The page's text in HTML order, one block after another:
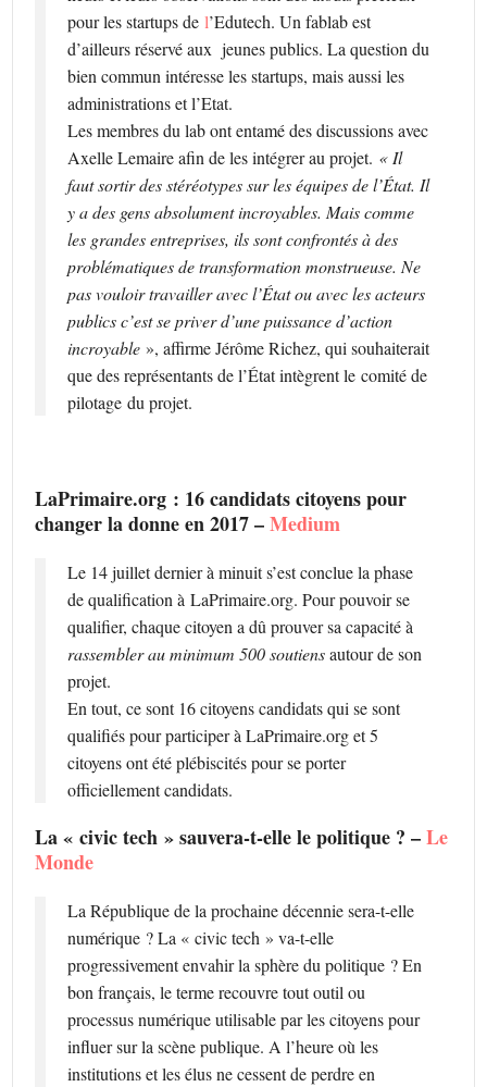
pour les startups del’Edutech. Un fablab est
d’ailleurs réservé aux jeunes publics. La question du
bien commun intéresse les startups, mais aussi les
administrations et l’Etat.
Les membres du lab ont entamé des discussions avec
Axelle Lemaire afin de les intégrer au projet. « Il
faut sortir des stéréotypes sur les équipes de l’État. Il
y a des gens absolument incroyables. Mais comme
les grandes entreprises, ils sont confrontés à des
problématiques de transformation monstrueuse. Ne
pas vouloir travailler avec l’État ou avec les acteurs
publics c’est se priver d’une puissance d’action
incroyable », affirme Jérôme Richez, qui souhaiterait
que des représentants de l’État intègrent le comité de
pilotage du projet.
LaPrimaire.org : 16 candidats citoyens pour
changer la donne en 2017 –Medium
Le 14 juillet dernier à minuit s’est conclue la phase
de qualification à LaPrimaire.org. Pour pouvoir se
qualifier, chaque citoyen a dû prouver sa capacité à
rassembler au minimum 500 soutiensautour de son
projet.
En tout, ce sont 16 citoyens candidats qui se sont
qualifiés pour participer à LaPrimaire.org et 5
citoyens ont été plébiscités pour se porter
officiellement candidats.
La « civic tech » sauvera-t-elle le politique ? –Le
Monde
La République de la prochaine décennie sera-t-elle
numérique ? La « civic tech » va-t-elle
progressivement envahir la sphère du politique ? En
bon français, le terme recouvre tout outil ou
processus numérique utilisable par les citoyens pour
influer sur la scène publique. A l’heure où les
institutions et les élus ne cessent de perdre en